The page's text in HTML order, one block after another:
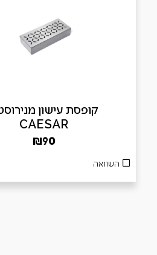
קופסת עישון
CAESAR
₪90
השוואה